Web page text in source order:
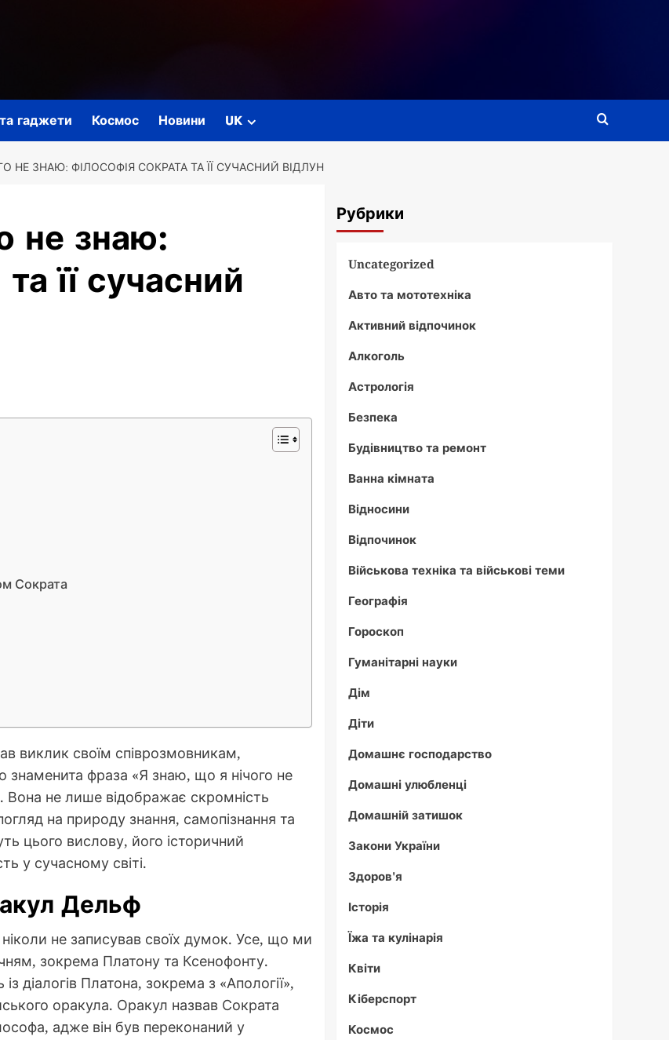
та гаджети Космос Новини UK
НЕ ЗНАЮ: ФІЛОСОФІЯ СОКРАТА ТА ЇЇ СУЧАСНИЙ ВІДЛУН
не знаю:
її сучасний
Сократа
виклик своїм співрозмовникам,
знаменита фраза «Я знаю, що я нічого не
Вона не лише відображає скромність
на природу знання, самопізнання та
цього вислову, його історичний
у сучасному світі.
Дельф
не записував своїх думок. Усе, що ми
зокрема Платону та Ксенофонту.
діалогів Платона, зокрема з «Апології»,
оракула. Оракул назвав Сократа
адже він був переконаний у
Рубрики
Uncategorized
Авто та мототехніка
Активний відпочинок
Алкоголь
Астрологія
Безпека
Будівництво та ремонт
Ванна кімната
Відносини
Відпочинок
Військова техніка та військові теми
Географія
Гороскоп
Гуманітарні науки
Дім
Діти
Домашнє господарство
Домашні улюбленці
Домашній затишок
Закони України
Здоров'я
Історія
Їжа та кулінарія
Квіти
Кіберспорт
Космос